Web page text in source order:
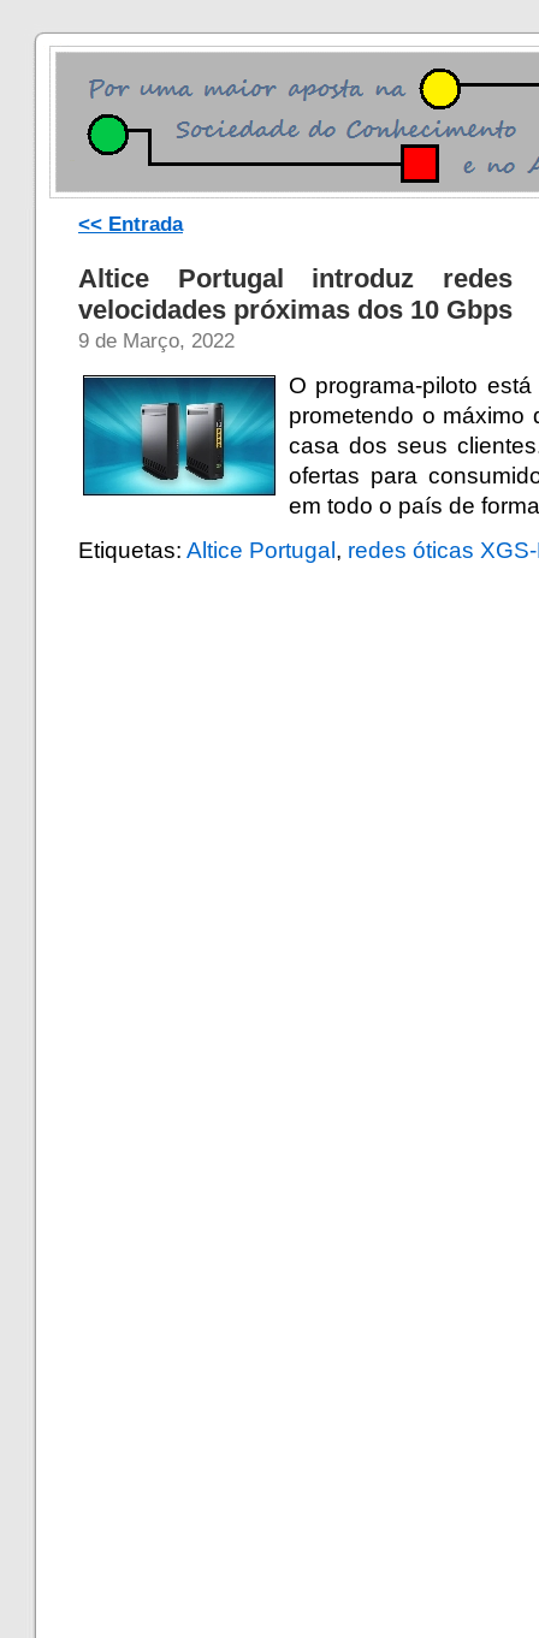
<< Entrada
Altice Portugal introduz redes
velocidades próximas dos 10 Gbps
9 de Março, 2022
O programa-piloto
prometendo o máximo
casa dos seus
ofertas para
em todo o país de
Etiquetas: Altice Portugal , redes óticas